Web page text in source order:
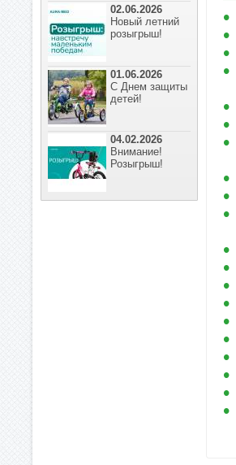
02.06.2026
Новый летний
розыгрыш!
01.06.2026
С Днем защиты
детей!
04.02.2026
Внимание!
Розыгрыш!